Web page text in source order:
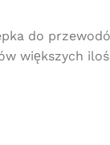
do
większych